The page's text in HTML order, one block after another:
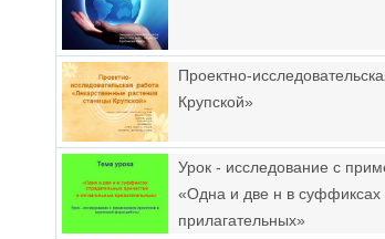
Проектно-
Крупской»
Урок - исследование с
«Одна и две н в суффиксах
прилагательных»